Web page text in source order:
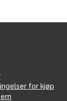
for kjøp